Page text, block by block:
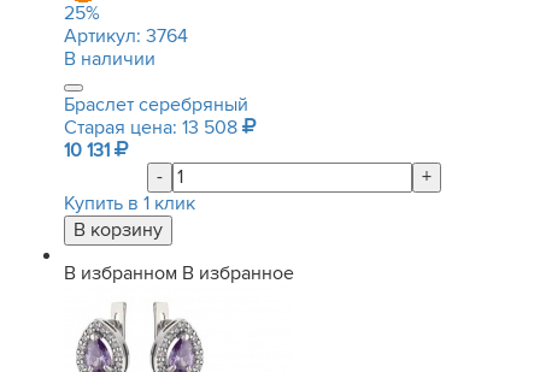
25%
Артикул: 3764
В наличии
Браслет серебряный
Старая цена: 13 508
10 131
-
+
Купить в 1 клик
В избранном В избранное